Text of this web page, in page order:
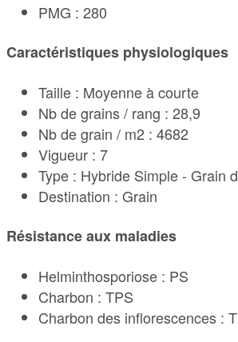
PMG : 280
Caractéristiques physiologiques
Taille : Moyenne à courte
Nb de grains / rang : 28,9
Nb de grain / m2 : 4682
Vigueur : 7
Type : Hybride Simple - Grain
Destination : Grain
Résistance aux maladies
Helminthosporiose : PS
Charbon : TPS
Charbon des inflorescences :